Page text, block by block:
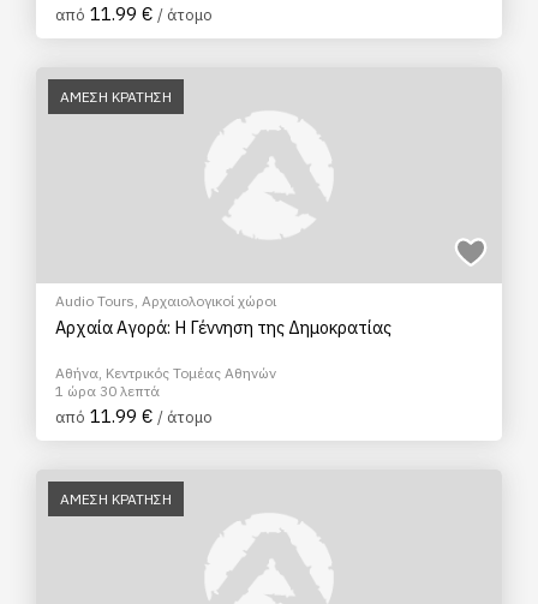
από 11.99 € / άτομο
ΑΜΕΣΗ ΚΡΑΤΗΣΗ
Audio Tours, Αρχαιολογικοί χώροι
Αρχαία Αγορά: Η Γέννηση της Δημοκρατίας
Αθήνα, Κεντρικός Τομέας Αθηνών
1 ώρα 30 λεπτά
από 11.99 € / άτομο
ΑΜΕΣΗ ΚΡΑΤΗΣΗ